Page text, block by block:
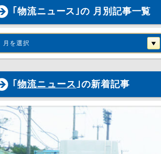
｢物流ニュース｣の 月別記事一覧
月を選択
｢ 物流ニュース ｣の新着記事